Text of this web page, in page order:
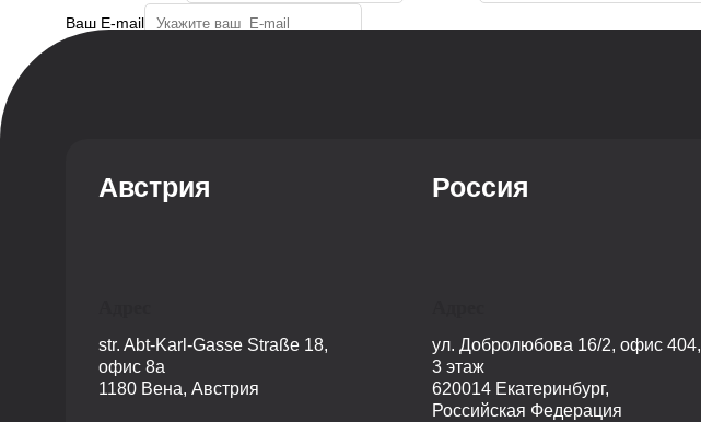
Ваш E-mail
Австрия
str. Abt-Karl-Gasse Straße 18,
офис 8a
1180 Вена, Австрия
Россия
ул. Добролюбова 16/2, офис 404,
3 этаж
620014 Екатеринбург,
Российская Федерация